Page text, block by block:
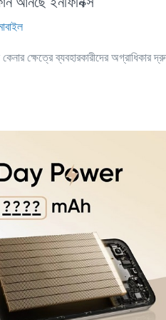
ক্ষেত্রে ব্যবহারকারীদের অগ্রাধিকার